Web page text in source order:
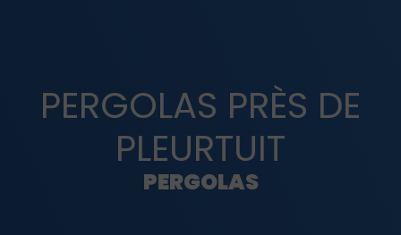
PERGOLAS PRÈS DE
PLEURTUIT
PERGOLAS